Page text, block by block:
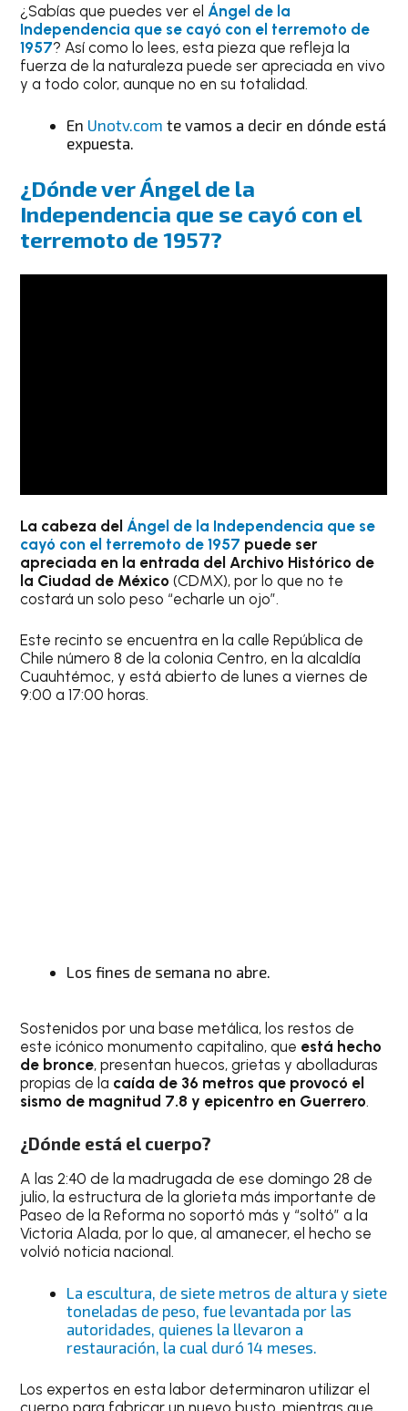
¿Sabías que puedes ver el Ángel de la
Independencia que se cayó con el terremoto de
1957? Así como lo lees, esta pieza que refleja la
fuerza de la naturaleza puede ser apreciada en vivo
y a todo color, aunque no en su totalidad.
En Unotv.com te vamos a decir en dónde está
expuesta.
¿Dónde ver Ángel de la
Independencia que se cayó con el
terremoto de 1957?
La cabeza del Ángel de la Independencia que se
cayó con el terremoto de 1957 puede ser
apreciada en la entrada del Archivo Histórico de
la Ciudad de México (CDMX), por lo que no te
costará un solo peso “echarle un ojo”.
Este recinto se encuentra en la calle República de
Chile número 8 de la colonia Centro, en la alcaldía
Cuauhtémoc, y está abierto de lunes a viernes de
9:00 a 17:00 horas.
Los fines de semana no abre.
Sostenidos por una base metálica, los restos de
este icónico monumento capitalino, que está hecho
de bronce, presentan huecos, grietas y abolladuras
propias de la caída de 36 metros que provocó el
sismo de magnitud 7.8 y epicentro en Guerrero.
¿Dónde está el cuerpo?
A las 2:40 de la madrugada de ese domingo 28 de
julio, la estructura de la glorieta más importante de
Paseo de la Reforma no soportó más y “soltó” a la
Victoria Alada, por lo que, al amanecer, el hecho se
volvió noticia nacional.
La escultura, de siete metros de altura y siete
toneladas de peso, fue levantada por las
autoridades, quienes la llevaron a
restauración, la cual duró 14 meses.
Los expertos en esta labor determinaron utilizar el
cuerpo para fabricar un nuevo busto, mientras que